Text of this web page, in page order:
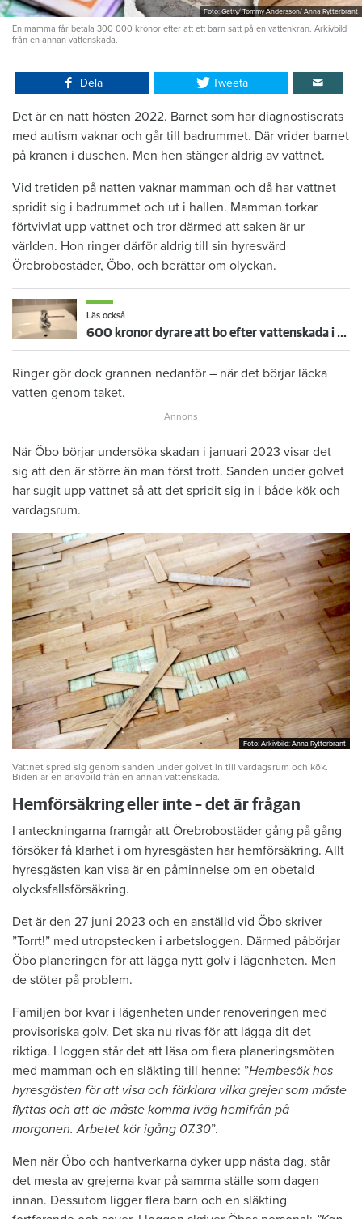
Foto: Getty/ Tommy Andersson/ Anna Rytterbrant
En mamma får betala 300 000 kronor efter att ett barn satt på en vattenkran. Arkivbild
från en annan vattenskada.
Dela Tweeta
Det är en natt hösten 2022. Barnet som har diagnostiserats
med autism vaknar och går till badrummet. Där vrider barnet
på kranen i duschen. Men hen stänger aldrig av vattnet.
Vid tretiden på natten vaknar mamman och då har vattnet
spridit sig i badrummet och ut i hallen. Mamman torkar
förtvivlat upp vattnet och tror därmed att saken är ur
världen. Hon ringer därför aldrig till sin hyresvärd
Örebrobostäder, Öbo, och berättar om olyckan.
Läs också
600 kronor dyrare att bo efter vattenskada i Varberg
Ringer gör dock grannen nedanför – när det börjar läcka
vatten genom taket.
När Öbo börjar undersöka skadan i januari 2023 visar det
sig att den är större än man först trott. Sanden under golvet
har sugit upp vattnet så att det spridit sig in i både kök och
vardagsrum.
Foto: Arkivbild: Anna Rytterbrant
Foto: Arkivbild: Anna Rytterbrant
Vattnet spred sig genom sanden under golvet in till vardagsrum och kök.
Biden är en arkivbild från en annan vattenskada.
Hemförsäkring eller inte – det är frågan
I anteckningarna framgår att Örebrobostäder gång på gång
försöker få klarhet i om hyresgästen har hemförsäkring. Allt
hyresgästen kan visa är en påminnelse om en obetald
olycksfallsförsäkring.
Det är den 27 juni 2023 och en anställd vid Öbo skriver
”Torrt!” med utropstecken i arbetsloggen. Därmed påbörjar
Öbo planeringen för att lägga nytt golv i lägenheten. Men
de stöter på problem.
Familjen bor kvar i lägenheten under renoveringen med
provisoriska golv. Det ska nu rivas för att lägga dit det
riktiga. I loggen står det att läsa om flera planeringsmöten
med mamman och en släkting till henne: ”Hembesök hos
hyresgästen för att visa och förklara vilka grejer som måste
flyttas och att de måste komma iväg hemifrån på
morgonen. Arbetet kör igång 07.30”.
Men när Öbo och hantverkarna dyker upp nästa dag, står
det mesta av grejerna kvar på samma ställe som dagen
innan. Dessutom ligger flera barn och en släkting